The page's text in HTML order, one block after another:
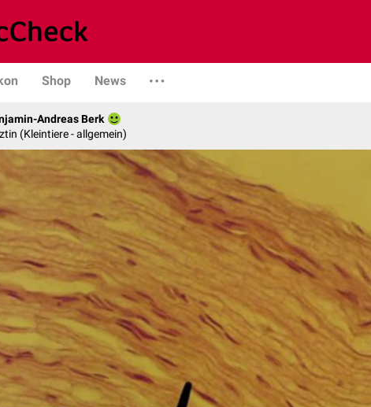
Shop News
Andreas Berk
(Kleintiere - allgemein)